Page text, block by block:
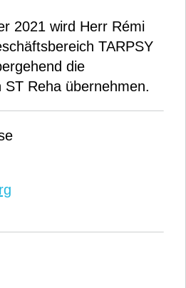
2021 wird Herr Rémi
TARPSY
die
ST Reha übernehmen.